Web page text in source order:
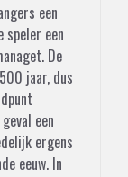
een
een
De
jaar, dus
een
ergens
eeuw. In